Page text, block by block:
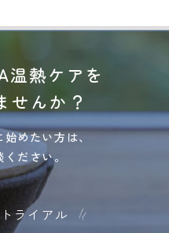
温熱ケアを
せんか？
始めたい方は、
ださい。
ライアル